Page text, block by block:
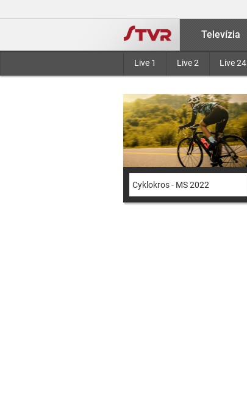
Televízia
Live 1 Live 2 Live 24
Cyklokros - MS 2022